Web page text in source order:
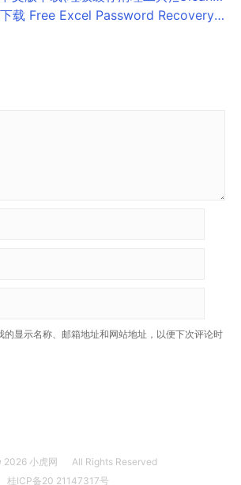
Excel Password Recovery(密码恢复软件) v2.5 官方版
的显示名称、邮箱地址和网站地址，以便下次评论时
2026 小虎网
All Rights Reserved
桂ICP备20 21147317号